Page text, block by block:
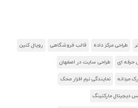
طراحی مرکز داده قالب فروشگاهی رویال کنین
ای طراحی سایت در اصفهان
مردانه نمایندگی نرم افزار محک
دیجیتال مارکتینگ